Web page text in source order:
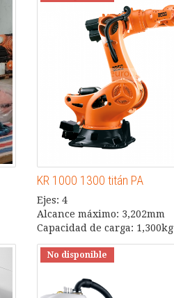
KR 1000 1300 titán PA
Ejes: 4
Alcance máximo: 3,202mm
Capacidad de carga: 1,300kg
No disponible